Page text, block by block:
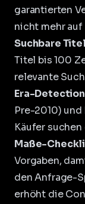
garantierten
nicht mehr
Suchbare
Titel bis 100
relevante
Era-
Pre-2010)
Käufer
Maße-
Vorgaben,
denAnfrage-
erhöht die